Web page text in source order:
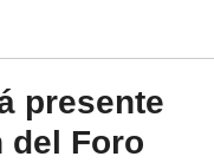
presente
del Foro